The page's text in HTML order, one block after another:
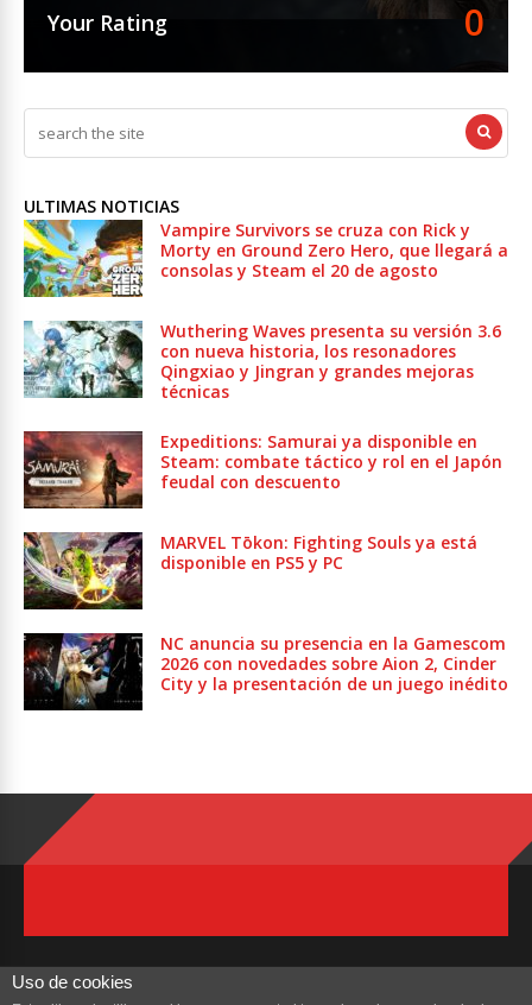
Your Rating 0
ULTIMAS NOTICIAS
Vampire Survivors se cruza con Rick y
Morty en Ground Zero Hero, que llegará a
consolas y Steam el 20 de agosto
Wuthering Waves presenta su versión 3.6
con nueva historia, los resonadores
Qingxiao y Jingran y grandes mejoras
técnicas
Expeditions: Samurai ya disponible en
Steam: combate táctico y rol en el Japón
feudal con descuento
MARVEL Tōkon: Fighting Souls ya está
disponible en PS5 y PC
NC anuncia su presencia en la Gamescom
2026 con novedades sobre Aion 2, Cinder
City y la presentación de un juego inédito
Uso de cookies